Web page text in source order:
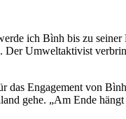
ich Bình bis zu
Umweltaktivist
das Engagement von
gehe. „Am Ende